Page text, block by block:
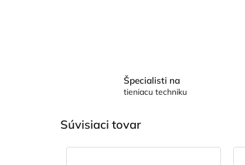
Špecialisti na
tieniacu techniku
Súvisiaci tovar